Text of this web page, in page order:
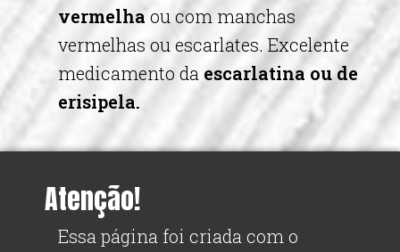
vermelhaou com manchas
vermelhas ou escarlates. Excelente
medicamento da escarlatina ou de
erisipela.
Atenção!
Essa página foi criada com o